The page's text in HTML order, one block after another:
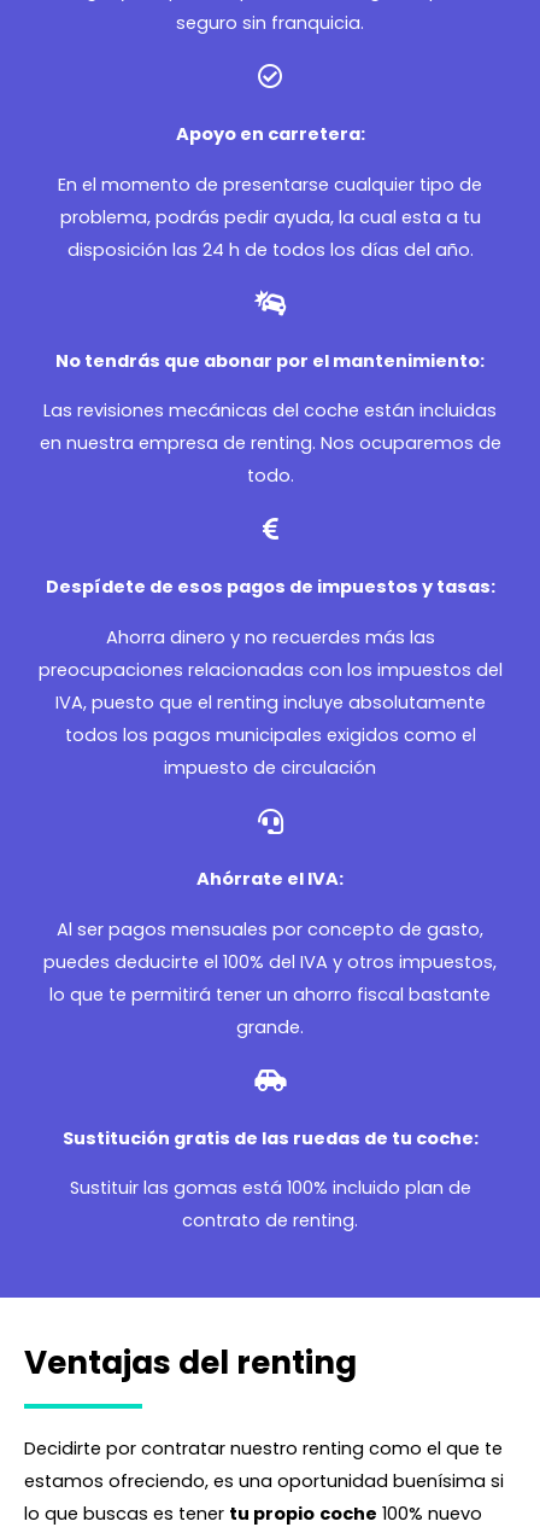
seguro sin franquicia.
Apoyo en carretera:
En el momento de presentarse cualquier tipo de
problema, podrás pedir ayuda, la cual esta a tu
disposición las 24 h de todos los días del año.
No tendrás que abonar por el mantenimiento:
Las revisiones mecánicas del coche están incluidas
en nuestra empresa de renting. Nos ocuparemos de
todo.
Despídete de esos pagos de impuestos y tasas:
Ahorra dinero y no recuerdes más las
preocupaciones relacionadas con los impuestos del
IVA, puesto que el renting incluye absolutamente
todos los pagos municipales exigidos como el
impuesto de circulación
Ahórrate el IVA:
Al ser pagos mensuales por concepto de gasto,
puedes deducirte el 100% del IVA y otros impuestos,
lo que te permitirá tener un ahorro fiscal bastante
grande.
Sustitución gratis de las ruedas de tu coche:
Sustituir las gomas está 100% incluido plan de
contrato de renting.
Ventajas del renting
Decidirte por contratar nuestro renting como el que te
estamos ofreciendo, es una oportunidad buenísima si
lo que buscas es tener tu propio coche 100% nuevo